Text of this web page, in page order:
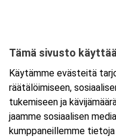
Tarkempi kartta ja ajo-
Tämä sivusto
Käytämme evästeitä
räätälöimiseen,
tukemiseen ja
jaamme sosiaalisen
kumppaneillemme